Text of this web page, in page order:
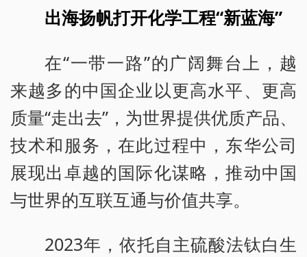
出海扬帆打开化学工程“新蓝海”
在“一带一路”的广阔舞台上，越
来越多的中国企业以更高水平、更高
质量“走出去”，为世界提供优质产品、
技术和服务，在此过程中，东华公司
展现出卓越的国际化谋略，推动中国
与世界的互联互通与价值共享。
2023年，依托自主硫酸法钛白生